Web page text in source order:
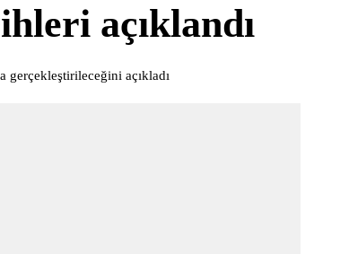
açıklandı
gerçekleştirileceğini açıkladı